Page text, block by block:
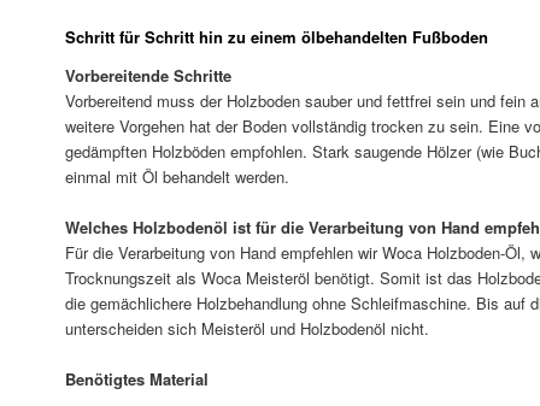
Schritt für Schritt hin zu einem ölbehandelten Fußboden
Vorbereitende Schritte
Vorbereitend muss der Holzboden sauber und fettfrei sein und fein
weitere Vorgehen hat der Boden vollständig trocken zu sein. Eine
gedämpften Holzböden empfohlen. Stark saugende Hölzer (wie
einmal mit Öl behandelt werden.
Welches Holzbodenöl ist für die Verarbeitung von Hand
Für die Verarbeitung von Hand empfehlen wir Woca Holzboden-Öl,
Trocknungszeit als Woca Meisteröl benötigt. Somit ist das
die gemächlichere Holzbehandlung ohne Schleifmaschine. Bis auf
unterscheiden sich Meisteröl und Holzbodenöl nicht.
Benötigtes Material